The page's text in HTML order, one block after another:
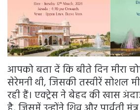
आपको बता दें कि बीते दिन मीरा
सेरेमनी थी, जिसकी तस्वीरें सोशल
रही हैं। एक्ट्रेस ने बेहद की खास